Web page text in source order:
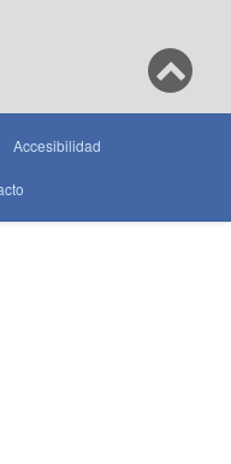
Accesibilidad